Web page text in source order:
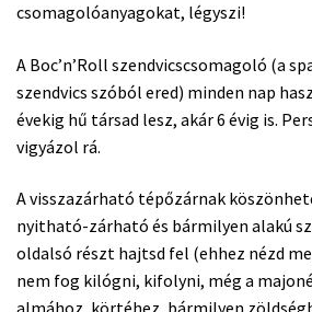
csomagolóanyagokat, légyszi!
A Boc’n’Roll szendvicscsomagoló (a
szendvics szóból ered) minden nap
évekig hű társad lesz, akár 6 évig is.
vigyázol rá.
A visszazárható tépőzárnak
nyitható-zárható és bármilyen alakú
oldalsó részt hajtsd fel (ehhez nézd
nem fog kilógni, kifolyni, még a